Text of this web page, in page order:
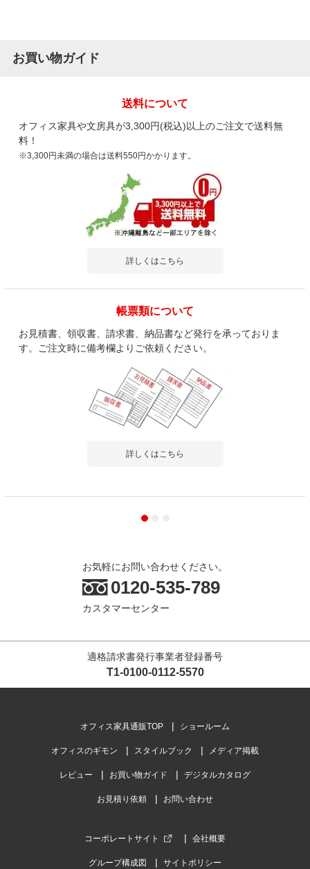
お買い物ガイド
送料について
オフィス家具や文房具が3,300円(税込)以上のご注文で送料無
料！
※3,300円未満の場合は送料550円かかります。
詳しくはこちら
帳票類について
お見積書、領収書、請求書、納品書など発行を承っておりま
す。ご注文時に備考欄よりご依頼ください。
詳しくはこちら
お気軽にお問い合わせください。
0120-535-789
カスタマーセンター
適格請求書発行事業者登録番号
T1-0100-0112-5570
オフィス家具通販TOP ショールーム
オフィスのギモン スタイルブック メディア掲載
レビュー お買い物ガイド デジタルカタログ
お見積り依頼 お問い合わせ
コーポレートサイト 会社概要
グループ構成図 サイトポリシー